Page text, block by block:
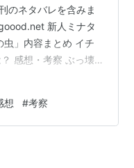
のネタバレを含みま
新人ミナタ
」内容まとめ イチ
感想・考察 ぶっ壊
！ フヂミネの言葉に
ドロ。 "装填(マスカ
どんな魔法でも弾とし
想 #考察